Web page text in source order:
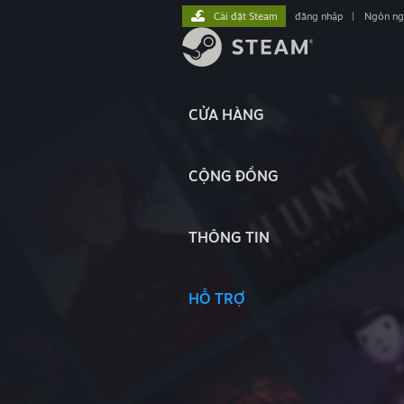
CỬA HÀNG
CỘNG ĐỒNG
THÔNG TIN
HỖ TRỢ
Cài đặt Steam đăng nhập Ngôn